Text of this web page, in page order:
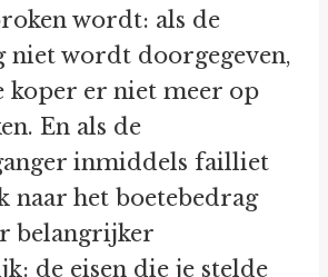
wordt: als de
wordt doorgegeven,
koper er niet meer op
En als de
inmiddels failliet
naar het boetebedrag
belangrijker
de eisen die je stelde